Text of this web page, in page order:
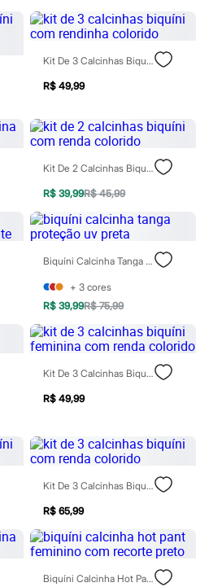
Kit De 3 Calcinhas Biquíni Com Rendinha Colorido
R$ 49,99
Kit De 2 Calcinhas Biquíni Com Renda Colorido
R$ 39,99R$ 45,99
Biquíni Calcinha Tanga Proteção Uv Preta
+ 3 cores
R$ 39,99R$ 75,99
Kit De 3 Calcinhas Biquíni Feminina Com Renda Colorido
R$ 49,99
Kit De 3 Calcinhas Biquíni Com Renda Colorido
R$ 65,99
Biquíni Calcinha Hot Pant Feminino Com Recorte Preto